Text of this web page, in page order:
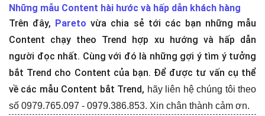
Những mẫu Content hài hước và hấp dẫn khách hàng
Trên đây, Pareto vừa chia sẻ tới các bạn những mẫu
Content chạy theo Trend hợp xu hướng và hấp dẫn
người đọc nhất. Cùng với đó là những gợi ý tìm ý tưởng
bắt Trend cho Content của bạn. Để được tư vấn cụ thể
về các mẫu Content bắt Trend, hãy liên hệ chúng tôi theo
số 0979.765.097 - 0979.386.853. Xin chân thành cảm ơn.